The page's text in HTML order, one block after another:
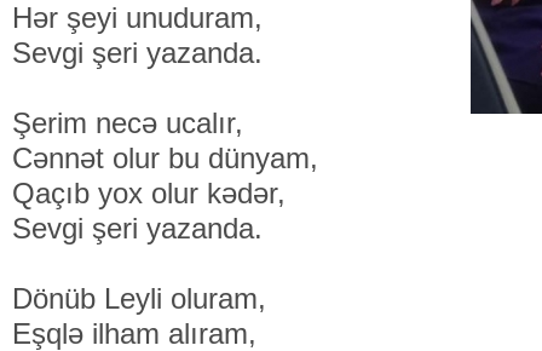
Hər şeyi unuduram,
Sevgi şeri yazanda.
Şerim necə ucalır,
Cənnət olur bu dünyam,
Qaçıb yox olur kədər,
Sevgi şeri yazanda.
Dönüb Leyli oluram,
Eşqlə ilham alıram,